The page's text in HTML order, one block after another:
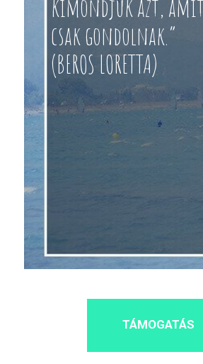
kimondjuk azt,
csak gondolnak.”
(BEROS LORETTA)
TÁMOGATÁS